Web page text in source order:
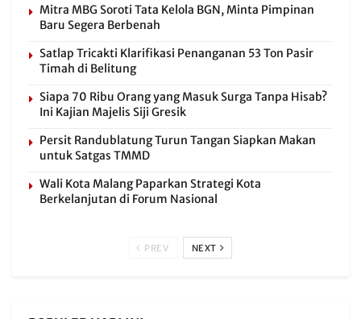
Mitra MBG Soroti Tata Kelola BGN, Minta Pimpinan
Baru Segera Berbenah
Satlap Tricakti Klarifikasi Penanganan 53 Ton Pasir
Timah di Belitung
Siapa 70 Ribu Orang yang Masuk Surga Tanpa Hisab?
Ini Kajian Majelis Siji Gresik
Persit Randublatung Turun Tangan Siapkan Makan
untuk Satgas TMMD
Wali Kota Malang Paparkan Strategi Kota
Berkelanjutan di Forum Nasional
PREV NEXT